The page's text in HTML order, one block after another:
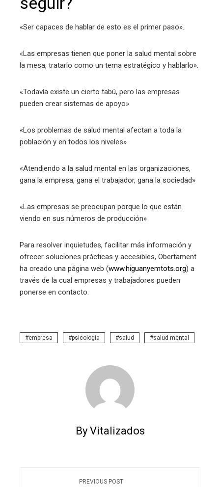
«Ser capaces de hablar de esto es el primer paso».
«Las empresas tienen que poner la salud mental sobre
la mesa, tratarlo como un tema estratégico y hablarlo».
«Todavía existe un cierto tabú, pero las empresas
pueden crear sistemas de apoyo»
«Los problemas de salud mental afectan a toda la
población y en todos los niveles»
«Atendiendo a la salud mental en las organizaciones,
gana la empresa, gana el trabajador, gana la sociedad»
«Las empresas se preocupan porque lo que están
viendo en sus números de producción»
Para resolver inquietudes, facilitar más información y
ofrecer soluciones prácticas y accesibles, Obertament
ha creado una página web (www.higuanyemtots.org) a
través de la cual empresas y trabajadores pueden
ponerse en contacto.
empresa psicologia salud salud mental
By Vitalizados
PREVIOUS POST